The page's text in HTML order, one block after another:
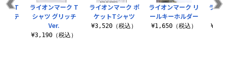
ライオンマーク ポ
ケットTシャツ
¥3,520（税込）
ライオンマーク リ
ールキーホルダー
¥1,650（税込）
ライ
ク T
ィテ
ライオンマーク T
シャツ グリッチ
Ver.
¥3,190（税込）